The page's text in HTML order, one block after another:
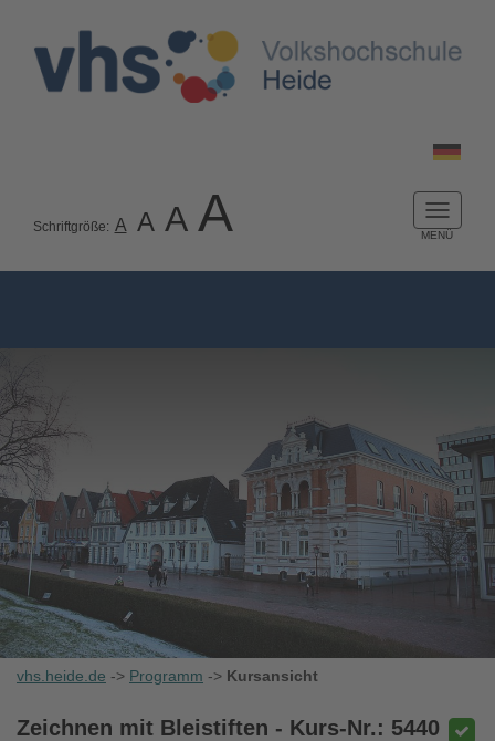
Schriftgröße: A A A A
vhs.heide.de -> Programm -> Kursansicht
Zeichnen mit Bleistiften - Kurs-Nr.: 5440